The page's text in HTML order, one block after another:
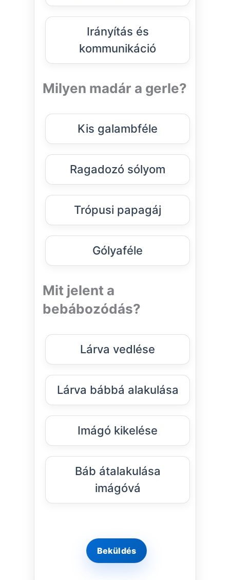
Irányítás és
kommunikáció
Milyen madár a gerle?
Kis galambféle
Ragadozó sólyom
Trópusi papagáj
Gólyaféle
Mit jelent a
bebábozódás?
Lárva vedlése
Lárva bábbá alakulása
Imágó kikelése
Báb átalakulása
imágóvá